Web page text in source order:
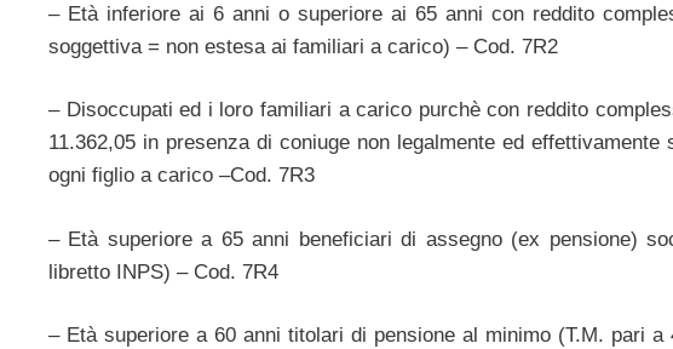
– Età inferiore ai 6 anni o superiore ai 65 anni con reddito
soggettiva = non estesa ai familiari a carico) – Cod. 7R2
– Disoccupati ed i loro familiari a carico purchè con reddito
11.362,05 in presenza di coniuge non legalmente ed
ogni figlio a carico –Cod. 7R3
– Età superiore a 65 anni beneficiari di assegno (ex pensione)
libretto INPS) – Cod. 7R4
– Età superiore a 60 anni titolari di pensione al minimo (T.M. pari